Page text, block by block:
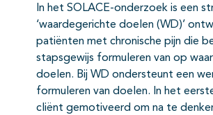
In het SOLACE-onderzoek is een
‘waardegerichte doelen (WD)’
patiënten met chronische pijn die
stapsgewijs formuleren van op
doelen. Bij WD ondersteunt een
formuleren van doelen. In het
cliënt gemotiveerd om na te